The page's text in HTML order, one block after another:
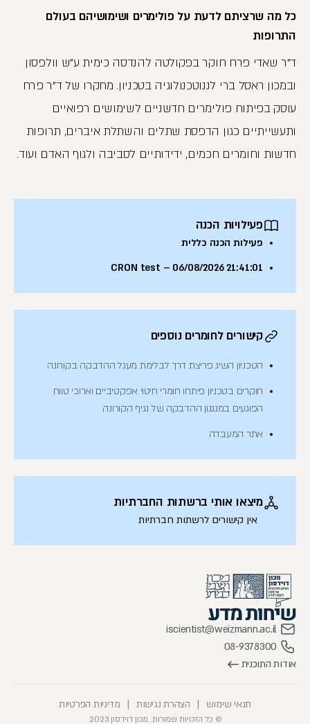
כל מה שרציתם לדעת על פולימרים ושימושיהם בעולם
התרופות
ד"ר שאדי פרח חוקר בפקולטה להנדסה כימית ע"ש וולפסון
ובמכון ראסל ברי לננוטכנולוגיה בטכניון. מחקרו של ד"ר פרח
עוסק בפיתוח פולימרים חדשניים לשימושים רפואיים
ותעשייתיים כגון הדפסת שתלים והשתלת איברים, תרופות
חדשות וחומרים חכמים, ידידותיים לסביבה ולגוף האדם ועוד.
פעילויות הכנה
פעילות הכנה כללית
CRON test – 06/08/2026 21:41:01
קישורים לחומרים נוספים
הטכניון השיג פריצת דרך לבלימת מעגל ההדבקה בקורונה
חוקרים בטכניון פיתחו חומרי חיטוי אפקטיביים וארוכי טווח
הפוגעים במנגנון ההדבקה של נגיף הקורונה
אתר המעבדה
מיצאו אותי ברשתות החברתיות
אין קישורים לרשתות חברתיות
אודות התוכנית
08-9378300
iscientist@weizmann.ac.il
© כל הזכויות שמורות. מכון דוידסון 2023
תנאי שימוש | הצהרת נגישות | מדיניות הפרטיות